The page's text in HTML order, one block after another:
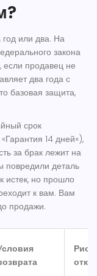
год или два. На
закона
продавец не
два года с
базовая защита,
срок
14 дней»),
за брак лежит на
повредили деталь
истек, но прошло
к вам. Вам
продажи.
Риск